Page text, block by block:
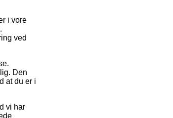
i vore
ved
Den
at du er i
vi har